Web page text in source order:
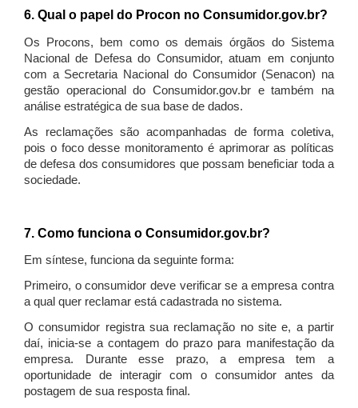
6. Qual o papel do Procon no Consumidor.gov.br?
Os Procons, bem como os demais órgãos do Sistema
Nacional de Defesa do Consumidor, atuam em conjunto
com a Secretaria Nacional do Consumidor (Senacon) na
gestão operacional do Consumidor.gov.br e também na
análise estratégica de sua base de dados.
As reclamações são acompanhadas de forma coletiva,
pois o foco desse monitoramento é aprimorar as políticas
de defesa dos consumidores que possam beneficiar toda a
sociedade.
7. Como funciona o Consumidor.gov.br?
Em síntese, funciona da seguinte forma:
Primeiro, o consumidor deve verificar se a empresa contra
a qual quer reclamar está cadastrada no sistema.
O consumidor registra sua reclamação no site e, a partir
daí, inicia-se a contagem do prazo para manifestação da
empresa. Durante esse prazo, a empresa tem a
oportunidade de interagir com o consumidor antes da
postagem de sua resposta final.